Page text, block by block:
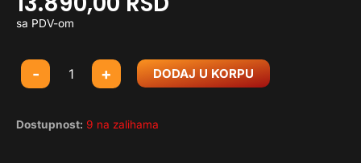
sa PDV-om
-
Gejmerski
sto
Mark
+ DODAJ U KORPU
Dostupnost: 9 na zalihama